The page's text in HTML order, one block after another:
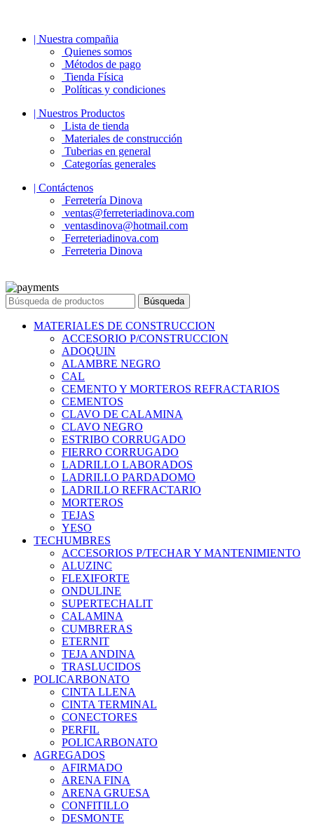
| Nuestra compañia
Quienes somos
Métodos de pago
Tienda Física
Políticas y condiciones
| Nuestros Productos
Lista de tienda
Materiales de construcción
Tuberias en general
Categorías generales
| Contáctenos
Ferretería Dinova
ventas@ferreteriadinova.com
ventasdinova@hotmail.com
Ferreteriadinova.com
Ferreteria Dinova
Búsqueda
MATERIALES DE CONSTRUCCION
ACCESORIO P/CONSTRUCCION
ADOQUIN
ALAMBRE NEGRO
CAL
CEMENTO Y MORTEROS REFRACTARIOS
CEMENTOS
CLAVO DE CALAMINA
CLAVO NEGRO
ESTRIBO CORRUGADO
FIERRO CORRUGADO
LADRILLO LABORADOS
LADRILLO PARDADOMO
LADRILLO REFRACTARIO
MORTEROS
TEJAS
YESO
TECHUMBRES
ACCESORIOS P/TECHAR Y MANTENIMIENTO
ALUZINC
FLEXIFORTE
ONDULINE
SUPERTECHALIT
CALAMINA
CUMBRERAS
ETERNIT
TEJA ANDINA
TRASLUCIDOS
POLICARBONATO
CINTA LLENA
CINTA TERMINAL
CONECTORES
PERFIL
POLICARBONATO
AGREGADOS
AFIRMADO
ARENA FINA
ARENA GRUESA
CONFITILLO
DESMONTE